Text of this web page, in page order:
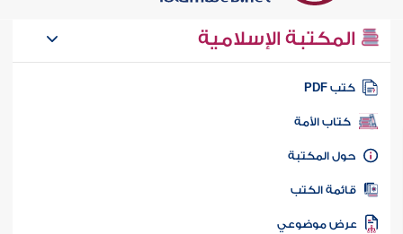
المكتبة الإسلامية
كتب PDF
كتاب الأمة
المكتبة
الكتب